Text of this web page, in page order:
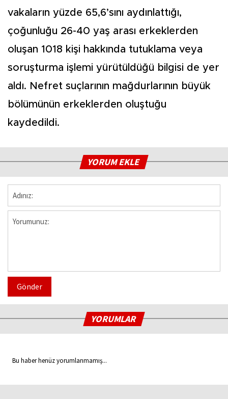
vakaların yüzde 65,6’sını aydınlattığı,
çoğunluğu 26-40 yaş arası erkeklerden
oluşan 1018 kişi hakkında tutuklama veya
soruşturma işlemi yürütüldüğü bilgisi de yer
aldı. Nefret suçlarının mağdurlarının büyük
bölümünün erkeklerden oluştuğu
kaydedildi.
YORUM EKLE
Gönder
YORUMLAR
Bu haber henüz yorumlanmamış...